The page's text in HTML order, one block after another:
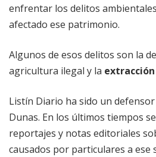
enfrentar los delitos
afectado ese patrimonio.
Algunos de esos delitos son la
agricultura ilegal y la
Listín Diario ha sido un
Dunas. En los últimos tiempos
reportajes y notas editoriales
causados por particulares a ese